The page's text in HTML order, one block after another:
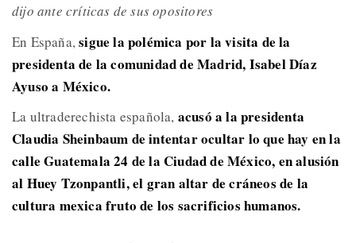
dijo ante críticas de sus opositores
En España,sigue la polémica por la visita de la
presidenta de la comunidad de Madrid, Isabel Díaz
Ayuso a México.
La ultraderechista española, acusó a la presidenta
Claudia Sheinbaum de intentar ocultar lo que hay en la
calle Guatemala 24 de la Ciudad de México, en alusión
al Huey Tzonpantli, el gran altar de cráneos de la
cultura mexica fruto de los sacrificios humanos.